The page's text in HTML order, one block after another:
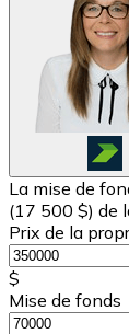
La mise de
(17 500 $) de
Prix de la
$
Mise de fonds